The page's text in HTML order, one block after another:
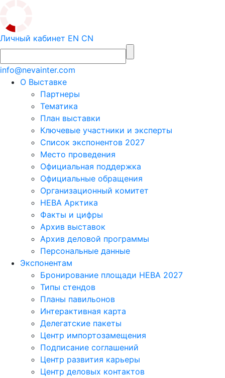
Личный кабинет EN CN
info@nevainter.com
О Выставке
Партнеры
Тематика
План выставки
Ключевые участники и эксперты
Список экспонентов 2027
Место проведения
Официальная поддержка
Официальные обращения
Организационный комитет
НЕВА Арктика
Факты и цифры
Архив выставок
Архив деловой программы
Персональные данные
Экспонентам
Бронирование площади НЕВА 2027
Типы стендов
Планы павильонов
Интерактивная карта
Делегатские пакеты
Центр импортозамещения
Подписание соглашений
Центр развития карьеры
Центр деловых контактов